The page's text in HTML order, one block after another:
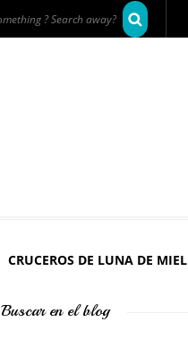
CRUCEROS DE LUNA DE MIEL
Buscar en el blog